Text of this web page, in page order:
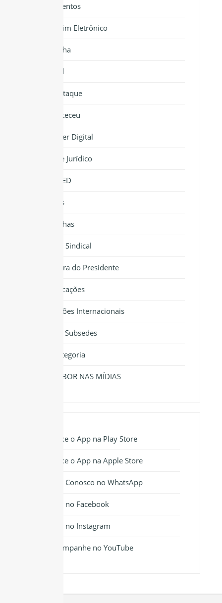
Documentos
Boletim Eletrônico
Cartilha
Jornal
Em Destaque
Aconteceu
Banner Digital
Informe Jurídico
NIPOMED
Notícias
Cartilhas
Força Sindical
Palavra do Presidente
Publicações
Relações Internacionais
Sedes e Subsedes
Sem categoria
SINTRABOR NAS MÍDIAS
Baixe o App na Play Store
Baixe o App na Apple Store
Fale Conosco no WhatsApp
Siga no Facebook
Siga no Instagram
Acompanhe no YouTube